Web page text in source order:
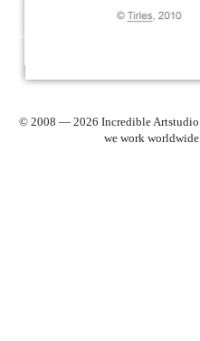
© 2008 — 2026 Incredible Artstudio
we work worldwide